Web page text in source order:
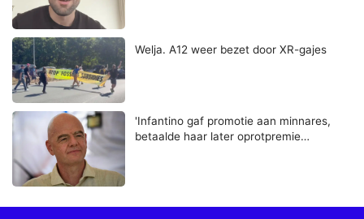
Welja. A12 weer bezet door XR-gajes
'Infantino gaf promotie aan minnares,
betaalde haar later oprotpremie…